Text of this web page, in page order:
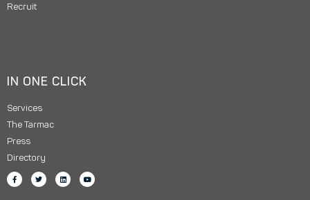
Recruit
IN ONE CLICK
Services
The Tarmac
Press
Directory